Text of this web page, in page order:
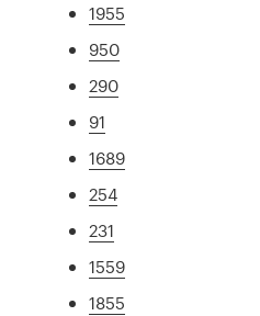
1955
950
290
91
1689
254
231
1559
1855